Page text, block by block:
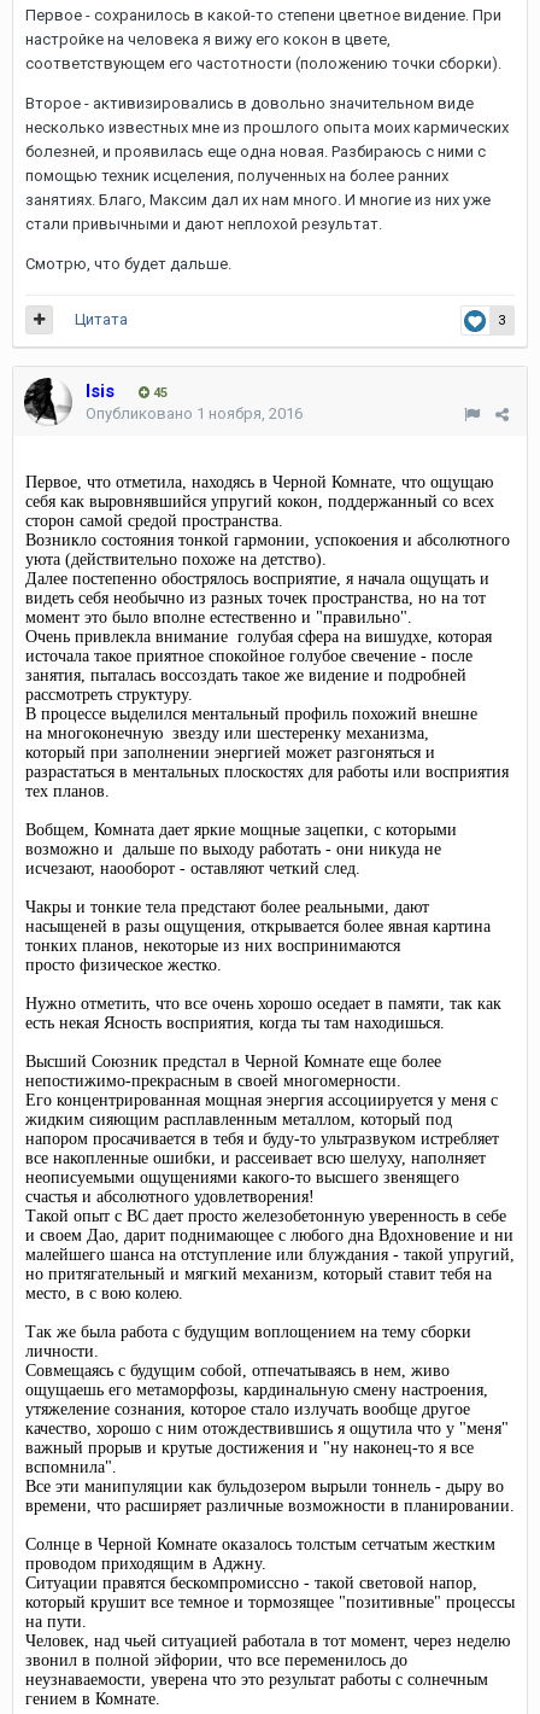
Первое - сохранилось в какой-то степени цветное видение. При
настройке на человека я вижу его кокон в цвете,
соответствующем его частотности (положению точки сборки).
Второе - активизировались в довольно значительном виде
несколько известных мне из прошлого опыта моих кармических
болезней, и проявилась еще одна новая. Разбираюсь с ними с
помощью техник исцеления, полученных на более ранних
занятиях. Благо, Максим дал их нам много. И многие из них уже
стали привычными и дают неплохой результат.
Смотрю, что будет дальше.
3
Цитата
Isis 45
Опубликовано 1 ноября, 2016
Первое, что отметила, находясь в Черной Комнате, что ощущаю
себя как выровнявшийся упругий кокон, поддержанный со всех
сторон самой средой пространства.
Возникло состояния тонкой гармонии, успокоения и абсолютного
уюта (действительно похоже на детство).
Далее постепенно обострялось восприятие, я начала ощущать и
видеть себя необычно из разных точек пространства, но на тот
момент это было вполне естественно и "правильно".
Очень привлекла внимание голубая сфера на вишудхе, которая
источала такое приятное спокойное голубое свечение - после
занятия, пыталась воссоздать такое же видение и подробней
рассмотреть структуру.
В процессе выделился ментальный профиль похожий внешне
на многоконечную звезду или шестеренку механизма,
который при заполнении энергией может разгоняться и
разрастаться в ментальных плоскостях для работы или восприятия
тех планов.
Вобщем, Комната дает яркие мощные зацепки, с которыми
возможно и дальше по выходу работать - они никуда не
исчезают, наооборот - оставляют четкий след.
Чакры и тонкие тела предстают более реальными, дают
насыщеней в разы ощущения, открывается более явная картина
тонких планов, некоторые из них воспринимаются
просто физическое жестко.
Нужно отметить, что все очень хорошо оседает в памяти, так как
есть некая Ясность восприятия, когда ты там находишься.
Высший Союзник предстал в Черной Комнате еще более
непостижимо-прекрасным в своей многомерности.
Его концентрированная мощная энергия ассоциируется у меня с
жидким сияющим расплавленным металлом, который под
напором просачивается в тебя и буду-то ультразвуком истребляет
все накопленные ошибки, и рассеивает всю шелуху, наполняет
неописуемыми ощущениями какого-то высшего звенящего
счастья и абсолютного удовлетворения!
Такой опыт с ВС дает просто железобетонную уверенность в себе
и своем Дао, дарит поднимающее с любого дна Вдохновение и ни
малейшего шанса на отступление или блуждания - такой упругий,
но притягательный и мягкий механизм, который ставит тебя на
место, в с вою колею.
Так же была работа с будущим воплощением на тему сборки
личности.
Совмещаясь с будущим собой, отпечатываясь в нем, живо
ощущаешь его метаморфозы, кардинальную смену настроения,
утяжеление сознания, которое стало излучать вообще другое
качество, хорошо с ним отождествившись я ощутила что у "меня"
важный прорыв и крутые достижения и "ну наконец-то я все
вспомнила".
Все эти манипуляции как бульдозером вырыли тоннель - дыру во
времени, что расширяет различные возможности в планировании.
Солнце в Черной Комнате оказалось толстым сетчатым жестким
проводом приходящим в Аджну.
Ситуации правятся бескомпромиссно - такой световой напор,
который крушит все темное и тормозящее "позитивные" процессы
на пути.
Человек, над чьей ситуацией работала в тот момент, через неделю
звонил в полной эйфории, что все переменилось до
неузнаваемости, уверена что это результат работы с солнечным
гением в Комнате.